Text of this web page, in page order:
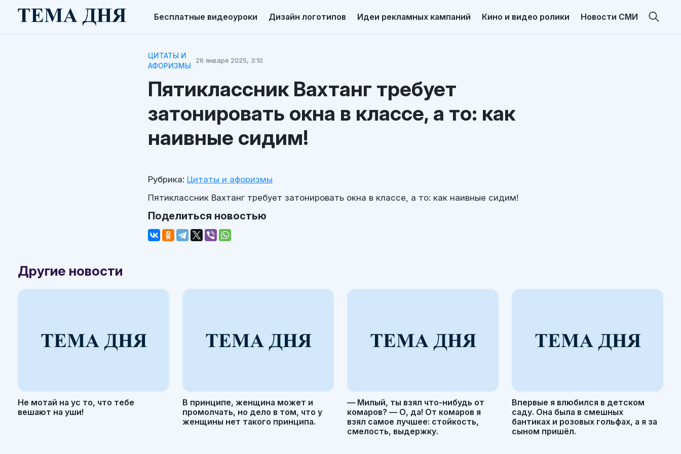
Бесплатные видеоуроки Дизайн логотипов Идеи рекламных кампаний Кино и видео ролики Новости СМИ
ЦИТАТЫ И
АФОРИЗМЫ
26 января 2025, 3:10
Пятиклассник Вахтанг требует
затонировать окна в классе, а то: как
наивные сидим!
Рубрика: Цитаты и афоризмы
Пятиклассник Вахтанг требует затонировать окна в классе, а то: как наивные сидим!
Поделиться новостью
Другие новости
Не мотай на ус то, что тебе
вешают на уши!
В принципе, женщина может и
промолчать, но дело в том, что у
женщины нет такого принципа.
— Милый, ты взял что-нибудь от
комаров? — О, да! От комаров я
взял самое лучшее: стойкость,
смелость, выдержку.
Впервые я влюбился в детском
саду. Она была в смешных
бантиках и розовых гольфах, а я за
сыном пришёл.